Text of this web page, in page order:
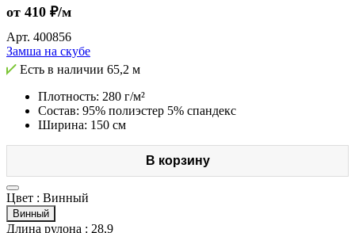
от 410 ₽/м
Арт. 400856
Замша на скубе
Есть в наличии 65,2 м
Плотность: 280 г/м²
Состав: 95% полиэстер 5% спандекс
Ширина: 150 см
В корзину
Цвет : Винный
Винный
Длина рулона : 28,9